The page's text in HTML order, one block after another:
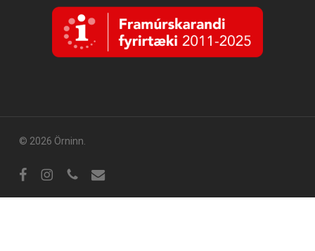
© 2026 Örninn.
FacebookInstagram
sími tölvupóstur